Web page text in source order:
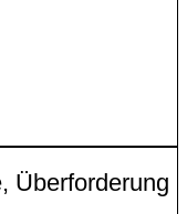
Überforderung